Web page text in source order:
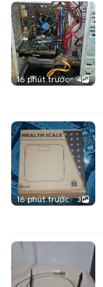
16 phút trước 4
16 phút trước 3